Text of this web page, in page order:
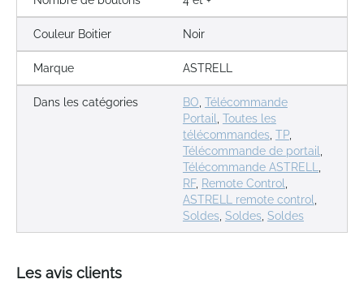
Couleur Boitier Noir
Marque ASTRELL
Dans les catégories BO, Télécommande
Portail, Toutes les
télécommandes, TP,
Télécommande de portail,
Télécommande ASTRELL,
RF, Remote Control,
ASTRELL remote control,
Soldes, Soldes, Soldes
Les avis clients